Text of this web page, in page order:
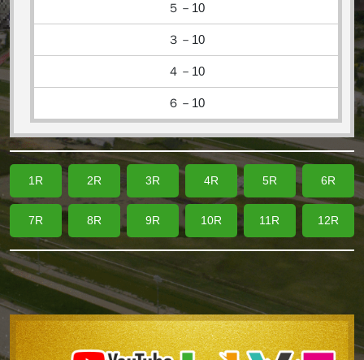
５－10
３－10
４－10
６－10
1R 2R 3R 4R 5R 6R
7R 8R 9R 10R 11R 12R